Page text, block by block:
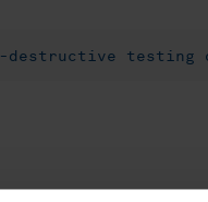
destructive testing